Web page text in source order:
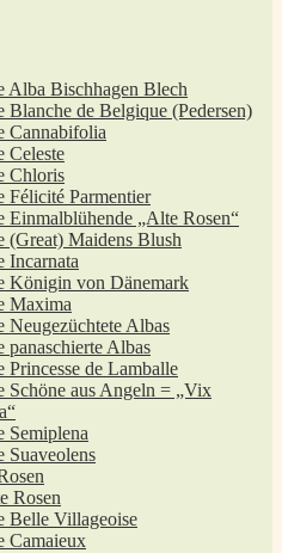
Alba Bischhagen Blech
Blanche de Belgique (Pedersen)
Cannabifolia
Celeste
Chloris
Félicité Parmentier
Einmalblühende „Alte Rosen“
(Great) Maidens Blush
Incarnata
Königin von Dänemark
Maxima
Neugezüchtete Albas
panaschierte Albas
Princesse de Lamballe
Schöne aus Angeln = „Vix
Semiplena
Suaveolens
Rosen
Belle Villageoise
Camaieux